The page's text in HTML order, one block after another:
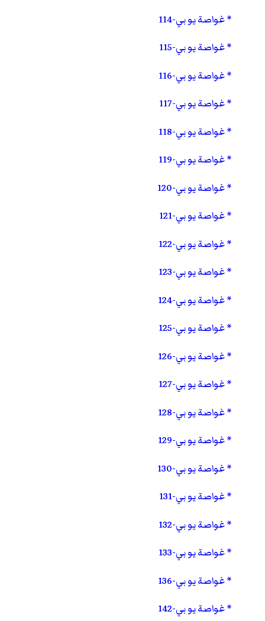
غواصة يو بي-114
غواصة يو بي-115
غواصة يو بي-116
غواصة يو بي-117
غواصة يو بي-118
غواصة يو بي-119
غواصة يو بي-120
غواصة يو بي-121
غواصة يو بي-122
غواصة يو بي-123
غواصة يو بي-124
غواصة يو بي-125
غواصة يو بي-126
غواصة يو بي-127
غواصة يو بي-128
غواصة يو بي-129
غواصة يو بي-130
غواصة يو بي-131
غواصة يو بي-132
غواصة يو بي-133
غواصة يو بي-136
غواصة يو بي-142